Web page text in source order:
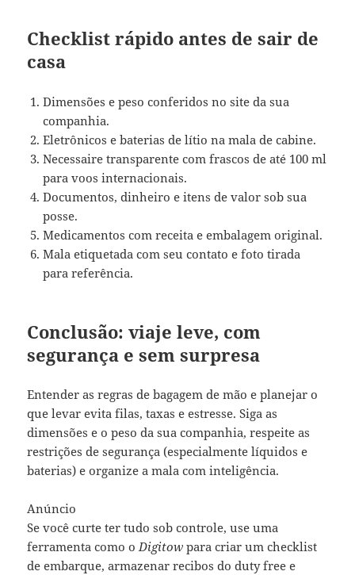
Checklist rápido antes de sair de
casa
Dimensões e peso conferidos no site da sua
companhia.
Eletrônicos e baterias de lítio na mala de cabine.
Necessaire transparente com frascos de até 100 ml
para voos internacionais.
Documentos, dinheiro e itens de valor sob sua
posse.
Medicamentos com receita e embalagem original.
Mala etiquetada com seu contato e foto tirada
para referência.
Conclusão: viaje leve, com
segurança e sem surpresa
Entender as regras de bagagem de mão e planejar o
que levar evita filas, taxas e estresse. Siga as
dimensões e o peso da sua companhia, respeite as
restrições de segurança (especialmente líquidos e
baterias) e organize a mala com inteligência.
Anúncio
Se você curte ter tudo sob controle, use uma
ferramenta como oDigitow para criar um checklist
de embarque, armazenar recibos do duty free e